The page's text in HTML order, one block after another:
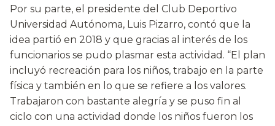
Por su parte, el presidente del Club Deportivo
Universidad Autónoma, Luis Pizarro, contó que la
idea partió en 2018 y que gracias al interés de los
funcionarios se pudo plasmar esta actividad. “El plan
incluyó recreación para los niños, trabajo en la parte
física y también en lo que se refiere a los valores.
Trabajaron con bastante alegría y se puso fin al
ciclo con una actividad donde los niños fueron los